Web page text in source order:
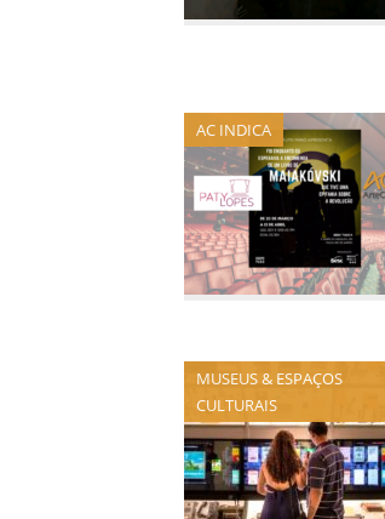
AC INDICA
MUSEUS & ESPAÇOS
CULTURAIS